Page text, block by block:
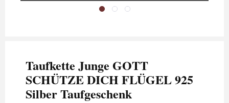
Taufkette Junge GOTT
SCHÜTZE DICH FLÜGEL 925
Silber Taufgeschenk